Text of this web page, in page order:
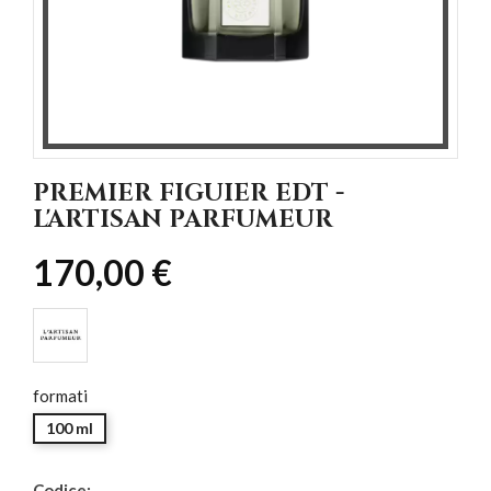
PREMIER FIGUIER EDT -
L'ARTISAN PARFUMEUR
170,00 €
formati
100 ml